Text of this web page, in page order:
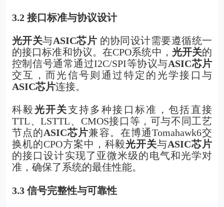
3.2 接口标准与协议设计
光开关与ASIC芯片 的协同设计需要遵循统一
的接口标准和协议。在CPO系统中， 光开关的
控制信号通常通过I2C/SPI等协议与ASIC芯片
交互，而光信号则通过特定的光学接口与
ASIC芯片连接。
科毅光开关支持多种接口标准，包括直接
TTL、LSTTL、CMOS接口等，可与不同工艺
节点的ASIC芯片兼容。 在博通Tomahawk6交
换机的CPO方案中，科毅光开关与ASIC芯片
的接口设计实现了亚微米级的电气和光学对
准，确保了系统的最佳性能。
3.3 信号完整性与可靠性